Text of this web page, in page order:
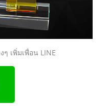
เพิ่มเพื่อน LINE